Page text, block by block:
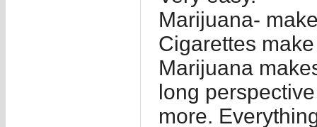
Marijuana-
Cigarettes
Marijuana
long
more.